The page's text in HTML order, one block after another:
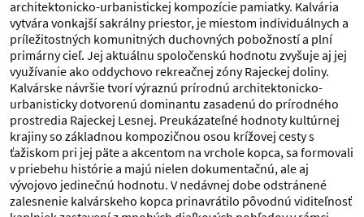
architektonicko-urbanistickej kompozície pamiatky. Kalvária
vytvára vonkajší sakrálny priestor, je miestom individuálnych a
príležitostných komunitných duchovných pobožností a plní
primárny cieľ. Jej aktuálnu spoločenskú hodnotu zvyšuje aj jej
využívanie ako oddychovo rekreačnej zóny Rajeckej doliny.
Kalvárske návršie tvorí výraznú prírodnú architektonicko-
urbanisticky dotvorenú dominantu zasadenú do prírodného
prostredia Rajeckej Lesnej. Preukázateľné hodnoty kultúrnej
krajiny so základnou kompozičnou osou krížovej cesty s
ťažiskom pri jej päte a akcentom na vrchole kopca, sa formovali
v priebehu histórie a majú nielen dokumentačnú, ale aj
vývojovo jedinečnú hodnotu. V nedávnej dobe odstránené
zalesnenie kalvárskeho kopca prinavrátilo pôvodnú viditeľnosť